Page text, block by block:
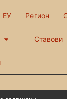
ЕУ Регион
Ставови